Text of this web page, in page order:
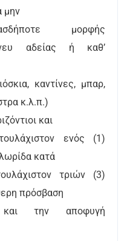
μην
μορφής
αδείας ή καθ’
καντίνες, μπαρ,
κ.λ.π.)
και
ενός (1)
κατά
τριών (3)
πρόσβαση
την αποφυγή